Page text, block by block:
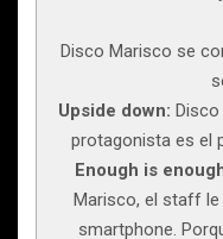
Disco Marisco se
Upside down:
protagonista es el
Enough is
Marisco, el staff
smartphone.